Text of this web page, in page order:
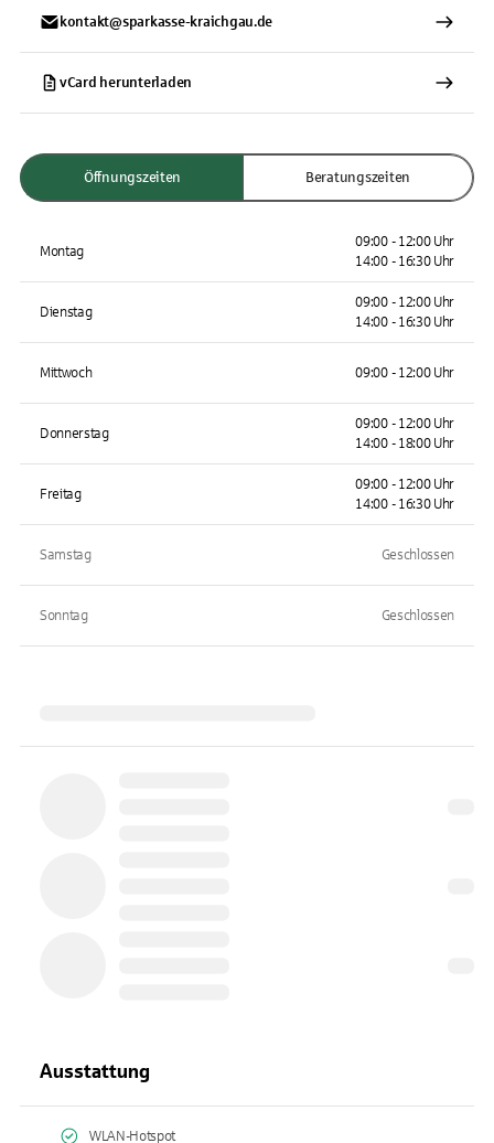
kontakt@sparkasse-kraichgau.de
vCard herunterladen
Öffnungszeiten Beratungszeiten
Montag
09:00 - 12:00 Uhr
14:00 - 16:30 Uhr
Dienstag
09:00 - 12:00 Uhr
14:00 - 16:30 Uhr
Mittwoch 09:00 - 12:00 Uhr
Donnerstag
09:00 - 12:00 Uhr
14:00 - 18:00 Uhr
Freitag
09:00 - 12:00 Uhr
14:00 - 16:30 Uhr
Samstag Geschlossen
Sonntag Geschlossen
Ausstattung
WLAN-Hotspot